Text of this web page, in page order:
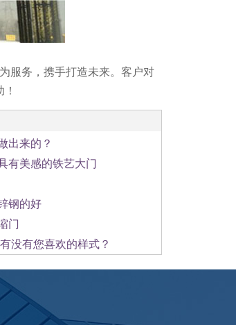
服务，携手打造未来。客户对
出来的？
有美感的铁艺大门
钢的好
门
没有您喜欢的样式？